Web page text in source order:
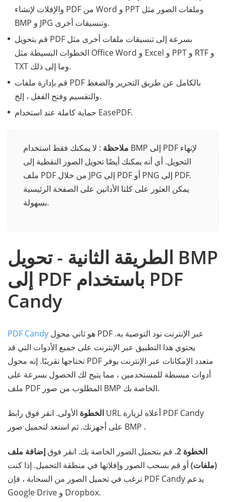
والإفلات لإنشاء PDF من Word و PPT وملفات الصور مثل
BMP و JPG وتنسيقات أخرى.
قم بتحويل PDF بسرعة إلى تنسيقات ملفات أخرى مثل
الخطوات البسيطة مثل Office Word و Excel و PPT و RTF و
TXT وما إلى ذلك.
قم بإدارة ملفات PDF بالكامل عن طريق التحرير والضغط
والتقسيم وفتح القفل ، إلخ.
حماية كاملة عند استخدام EasePDF.
ملاحظة : لا يمكنك فقط استخدام BMP إلى PDF لإنهاء
التحويل. أي أنه يمكنك أيضًا تحويل الصور النقطية إلى
ملف PDF من خلال JPG إلى PDF أو PNG إلى PDF.
يمكن العثور على كلتا الأداتين على الصفحة الرئيسية
بسهولة.
الطريقة الثانية - تحويل BMP
إلى PDF باستخدام PDF
Candy
PDF Candy
يحتوي هذا التطبيق عبر الإنترنت على جميع الأدوات التي قد
تحتاجها تقريبًا. إنه محول PDF متعدد الإمكانات عبر الإنترنت يوفر
أدوات مبسطة للمستخدمين ، مما يتيح لك الحصول بسرعة على
ملف PDF المطلوب من صور BMP الخاصة بك.
الخطوة الأولى. انقر فوق رابط URL أعلاه لزيارة PDF Candy
على أجهزتك. ثم استعد لتحميل صور BMP .
الخطوة 2. قم بتحميل الصور الخاصة بك. انقر فوقإضافة ملف
(ملفات)أو قم بسحب الصور وإفلاتها في منطقة التحميل. إذا كنت
ترغب في تحميل الصور من السحابة ، فإن PDF Candy يدعم
Google Drive و Dropbox.